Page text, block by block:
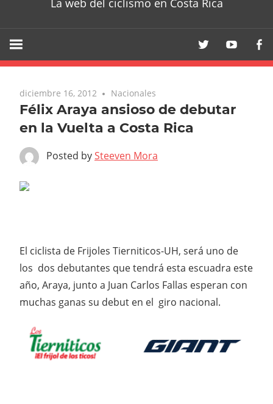
La web del ciclismo en Costa Rica
diciembre 16, 2012 Nacionales
Félix Araya ansioso de debutar
en la Vuelta a Costa Rica
Posted bySteeven Mora
El ciclista de Frijoles Tierniticos-UH, será uno de
los dos debutantes que tendrá esta escuadra este
año, Araya, junto a Juan Carlos Fallas esperan con
muchas ganas su debut en el giro nacional.